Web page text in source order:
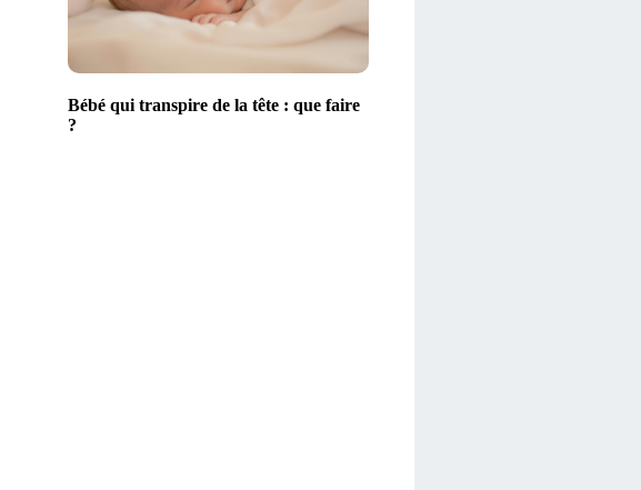
Bébé qui transpire de la tête : que faire
?